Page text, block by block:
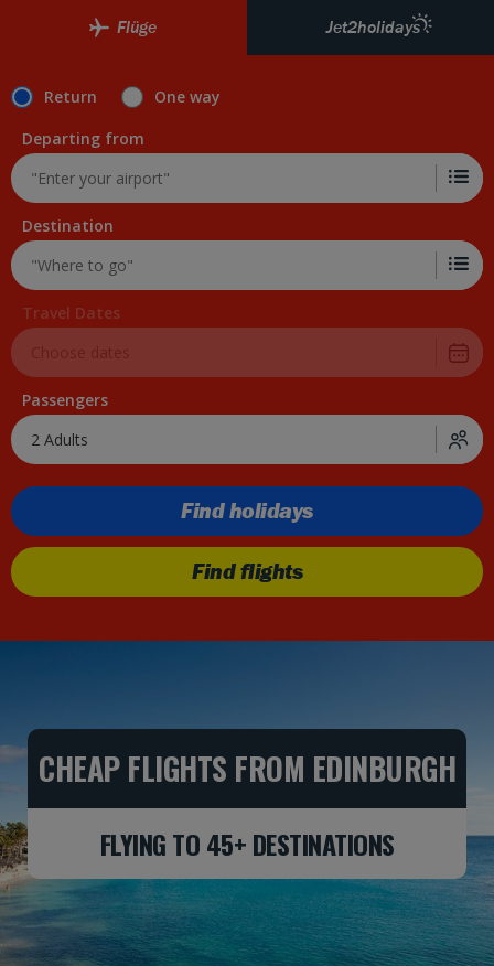
Flüge Jet2holidays
Return
One way
Departing from
Destination
Travel Dates
Passengers
2 Adults
Find holidays
Find flights
CHEAP FLIGHTS FROM EDINBURGH
FLYING TO 45+ DESTINATIONS